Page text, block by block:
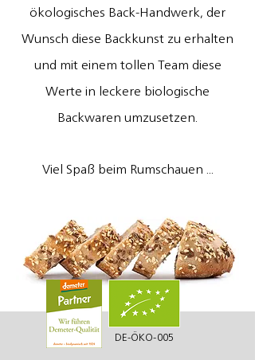
ökologisches Back-Handwerk, der
Wunsch diese Backkunst zu erhalten
und mit einem tollen Team diese
Werte in leckere biologische
Backwaren umzusetzen.
Viel Spaß beim Rumschauen ...
DE-ÖKO-005